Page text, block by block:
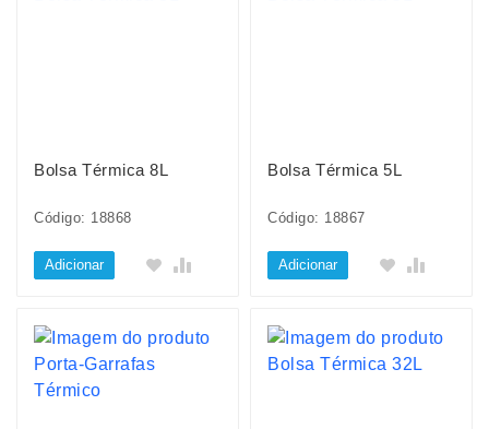
Bolsa Térmica 8L
Código: 18868
Adicionar
Bolsa Térmica 5L
Código: 18867
Adicionar